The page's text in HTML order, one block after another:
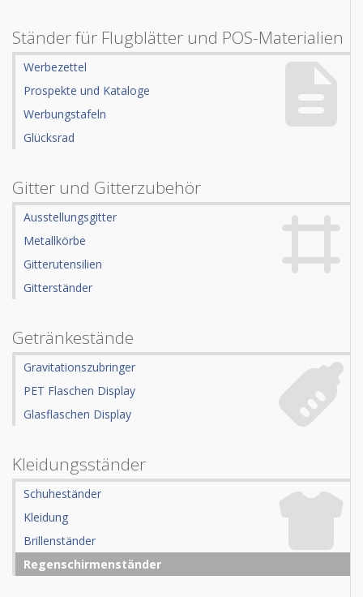
Ständer für Flugblätter und POS-Materialien
Werbezettel
Prospekte und Kataloge
Werbungstafeln
Glücksrad
Gitter und Gitterzubehör
Ausstellungsgitter
Metallkörbe
Gitterutensilien
Gitterständer
Getränkestände
Gravitationszubringer
PET Flaschen Display
Glasflaschen Display
Kleidungsständer
Schuheständer
Kleidung
Brillenständer
Regenschirmenständer